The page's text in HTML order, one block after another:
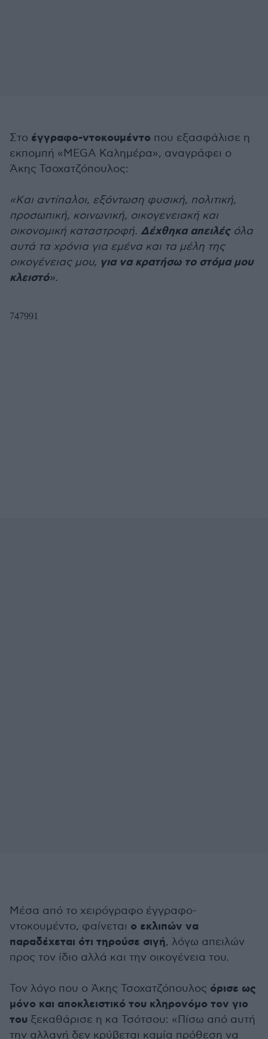
Στο έγγραφο-ντοκουμέντο που εξασφάλισε η
εκπομπή «MEGA Καλημέρα», αναγράφει ο
Άκης Τσοχατζόπουλος:
«Kαι αντίπαλοι, εξόντωση φυσική, πολιτική,
προσωπική, κοινωνική, οικογενειακή και
οικονομική καταστροφή. Δέχθηκα απειλέςόλα
αυτά τα χρόνια για εμένα και τα μέλη της
οικογένειας μου, για να κρατήσω το στόμα μου
κλειστό».
Μέσα από το χειρόγραφο έγγραφο-
ντοκουμέντο, φαίνεται ο εκλιπών να
παραδέχεται ότι τηρούσε σιγή, λόγω απειλών
προς τον ίδιο αλλά και την οικογένεια του.
Τον λόγο που ο Άκης Τσοχατζόπουλος όρισε ως
μόνο και αποκλειστικό του κληρονόμο τον γιο
του ξεκαθάρισε η κα Τσότσου: «Πίσω από αυτή
την αλλαγή δεν κρύβεται καμία πρόθεση να